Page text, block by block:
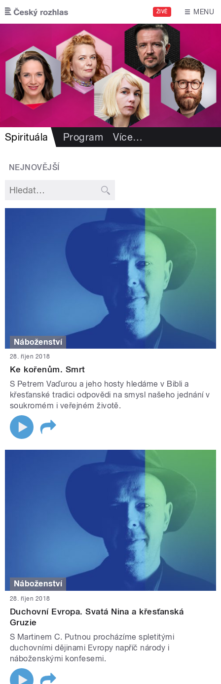
Přejít k hlavnímu obsahu
ŽIVĚ MENU
Spirituála Program Více…
NEJNOVĚJŠÍ
Náboženství
28. říjen 2018
Ke kořenům. Smrt
S Petrem Vaďurou a jeho hosty hledáme v Bibli a
křesťanské tradici odpovědi na smysl našeho jednání v
soukromém i veřejném životě.
Náboženství
28. říjen 2018
Duchovní Evropa. Svatá Nina a křesťanská
Gruzie
S Martinem C. Putnou procházíme spletitými
duchovními dějinami Evropy napříč národy i
náboženskými konfesemi.